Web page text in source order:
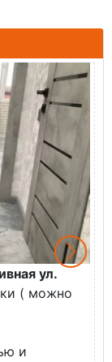
ул.
( можно
и